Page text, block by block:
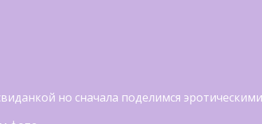
но сначала поделимся